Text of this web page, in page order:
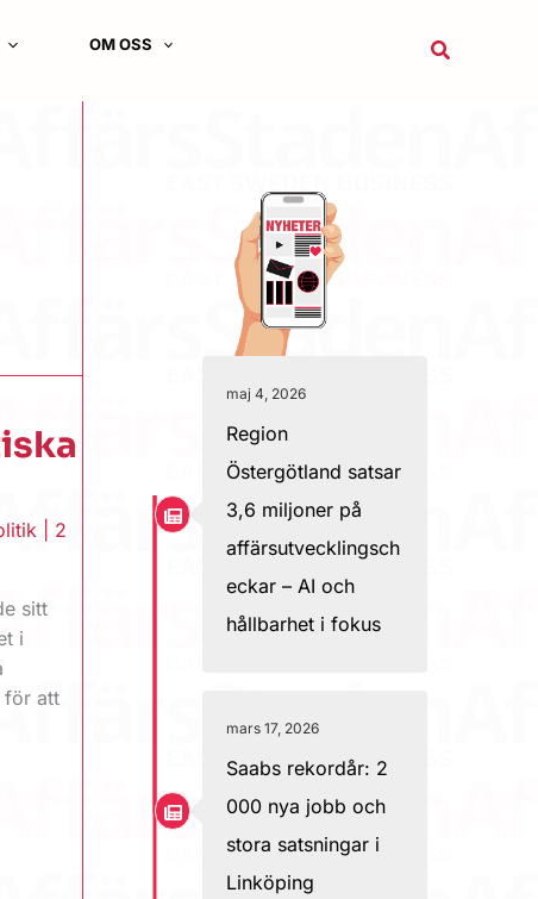
OM OSS Sök
2
sitt
i
för att
maj 4, 2026
Region
Östergötland satsar
3,6 miljoner på
affärsutvecklingsch
eckar – AI och
hållbarhet i fokus
mars 17, 2026
Saabs rekordår: 2
000 nya jobb och
stora satsningar i
Linköping